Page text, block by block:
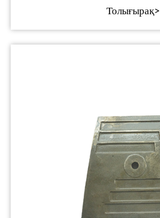
Толығырақ>